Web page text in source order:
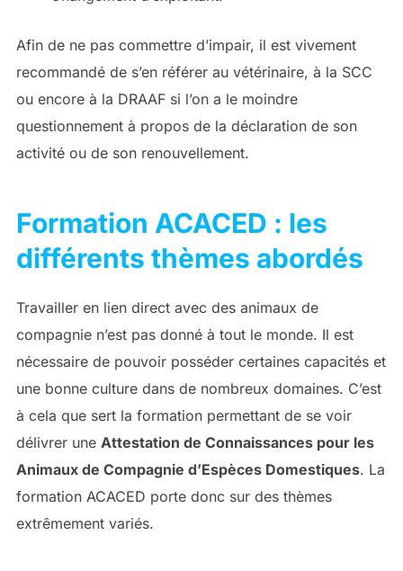
Afin de ne pas commettre d’impair, il est vivement
recommandé de s’en référer au vétérinaire, à la SCC
ou encore à la DRAAF si l’on a le moindre
questionnement à propos de la déclaration de son
activité ou de son renouvellement.
Formation ACACED : les
différents thèmes abordés
Travailler en lien direct avec des animaux de
compagnie n’est pas donné à tout le monde. Il est
nécessaire de pouvoir posséder certaines capacités et
une bonne culture dans de nombreux domaines. C’est
à cela que sert la formation permettant de se voir
délivrer une Attestation de Connaissances pour les
Animaux de Compagnie d’Espèces Domestiques. La
formation ACACED porte donc sur des thèmes
extrêmement variés.